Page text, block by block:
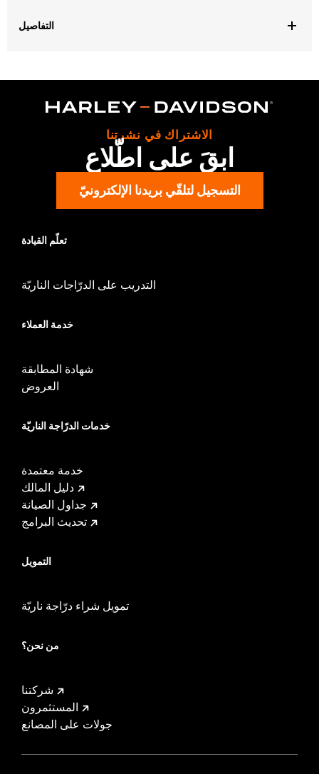
التفاصيل
Functional Features:Button Front,Adjustable Sleeve Cuffs
d.com/warrantyfor full details
الاشتراك في نشرتنا
ابقَ على اطّلاع
التسجيل لتلقّي بريدنا الإلكترونيّ
تعلّم القيادة
التدريب على الدرّاجات الناريّة
خدمة العملاء
شهادة المطابقة
العروض
خدمات الدرّاجة الناريّة
خدمة معتمدة
دليل المالك
جداول الصيانة
تحديث البرامج
التمويل
تمويل شراء درّاجة ناريّة
من نحن؟
شركتنا
المستثمرون
جولات على المصانع